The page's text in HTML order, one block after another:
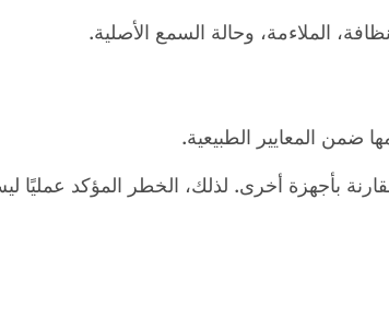
الملاءمة، وحالة السمع الأصلية.
ضمن المعايير الطبيعية.
بأجهزة أخرى. لذلك، الخطر المؤكد عمليًا